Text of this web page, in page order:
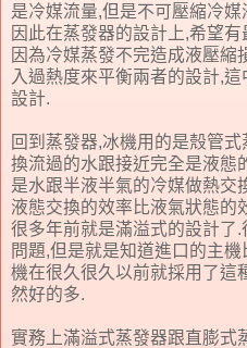
是冷媒流量,但是不可壓縮冷
因此在蒸發器的設計上,希望
因為冷媒蒸發不完造成液壓縮
入過熱度來平衡兩者的設計,
設計.
回到蒸發器,冰機用的是殼管
換流過的水跟接近完全是液態
是水跟半液半氣的冷媒做熱交
液態交換的效率比液氣狀態的
很多年前就是滿溢式的設計了
問題,但是就是知道進口的主
機在很久很久以前就採用了這
然好的多.
實務上滿溢式蒸發器跟直膨式